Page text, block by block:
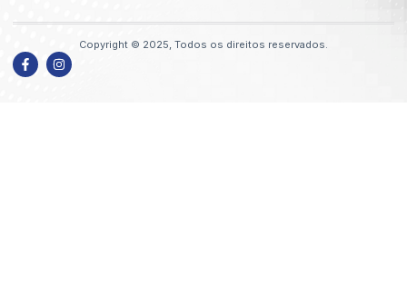
Copyright © 2025, Todos os direitos reservados.